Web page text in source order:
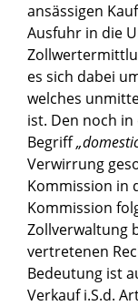
ansässigen
Ausfuhr in die
es sich dabei
welches
ist. Den noch
Begriff
Verwirrung
Kommission in
Kommission
Zollverwaltung
vertretenen
Bedeutung ist
Verkauf i.S.d.